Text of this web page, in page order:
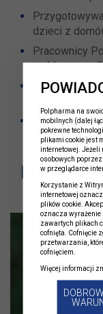
dzieci z
Pracownicy
na Maratonie
Bike Team
Zespół
Polpharma na
mobilnych (dalej
pokrewne
plikami cookie jest
internetowej. Jeżeli
osobowych
w przeglądarce
Korzystanie z
internetowej
plików cookie.
oznacza wyrażenie
zawartych plikach
cofnięta. Cofnięcie
przetwarzania,
cofnięciem.
Więcej informacji